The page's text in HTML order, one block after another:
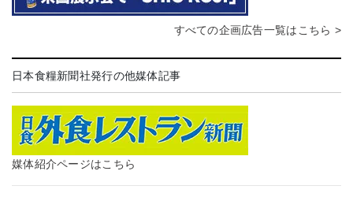
すべての企画広告一覧はこちら >
日本食糧新聞社発行の他媒体記事
媒体紹介ページはこちら